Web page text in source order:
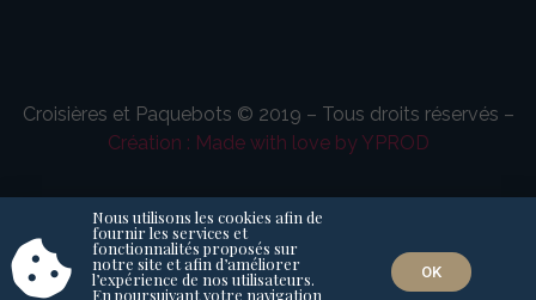
Croisières et Paquebots © 2019 – Tous droits réservés –
Création : Made with love by YPROD
Nous utilisons les cookies afin de
fournir les services et
fonctionnalités proposés sur
notre site et afin d’améliorer
l’expérience de nos utilisateurs.
En poursuivant votre navigation
OK